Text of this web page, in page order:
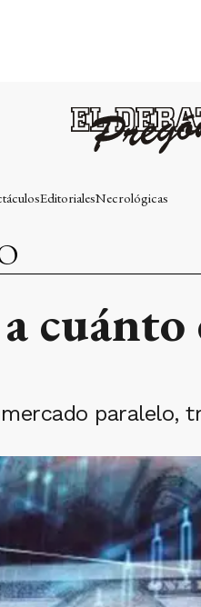
EditorialesNecrológicas
cuánto